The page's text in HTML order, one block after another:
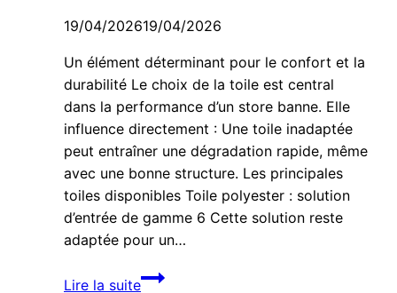
19/04/202619/04/2026
Un élément déterminant pour le confort et la
durabilité Le choix de la toile est central
dans la performance d’un store banne. Elle
influence directement : Une toile inadaptée
peut entraîner une dégradation rapide, même
avec une bonne structure. Les principales
toiles disponibles Toile polyester : solution
d’entrée de gamme 6 Cette solution reste
adaptée pour un…
Lire la suite
Quelle